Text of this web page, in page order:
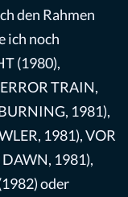
den Rahmen
ich noch
(1980),
TRAIN,
1981),
1981), VOR
DAWN, 1981),
oder